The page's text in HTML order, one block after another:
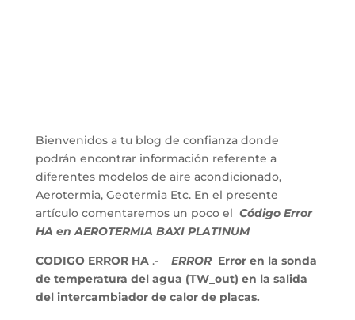
Bienvenidos a tu blog de confianza donde
podrán encontrar información referente a
diferentes modelos de aire acondicionado,
Aerotermia, Geotermia Etc. En el presente
artículo comentaremos un poco el Código Error
HA en AEROTERMIA BAXI PLATINUM
CODIGO ERROR HA.- ERRORError en la sonda
de temperatura del agua (TW_out) en la salida
del intercambiador de calor de placas.